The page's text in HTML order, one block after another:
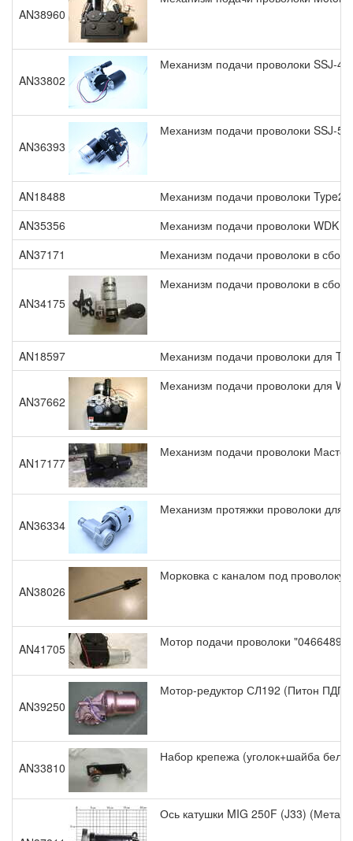
AN38960
AN33802
Механизм подачи проволоки SSJ-
AN36393
Механизм подачи проволоки SSJ-
AN18488
Механизм подачи проволоки
AN35356
Механизм подачи проволоки WDK
AN37171
Механизм подачи проволоки в
AN34175
Механизм подачи проволоки в
AN18597 Механизм подачи проволоки для
AN37662
Механизм подачи проволоки для
AN17177
Механизм подачи проволоки
AN36334
Механизм протяжки проволоки для
AN38026
Морковка с каналом под
AN41705
Мотор подачи проволоки
AN39250
Мотор-редуктор СЛ192 (Питон ПДГ-
AN33810
Набор крепежа (уголок+шайба
Ось катушки MIG 250F (J33)